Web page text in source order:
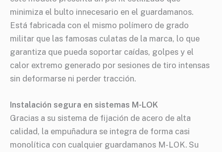
minimiza el bulto innecesario en el guardamanos.
Está fabricada con el mismo polímero de grado
militar que las famosas culatas de la marca, lo que
garantiza que pueda soportar caídas, golpes y el
calor extremo generado por sesiones de tiro intensas
sin deformarse ni perder tracción.
Instalación segura en sistemas M-LOK
Gracias a su sistema de fijación de acero de alta
calidad, la empuñadura se integra de forma casi
monolítica con cualquier guardamanos M-LOK. Su